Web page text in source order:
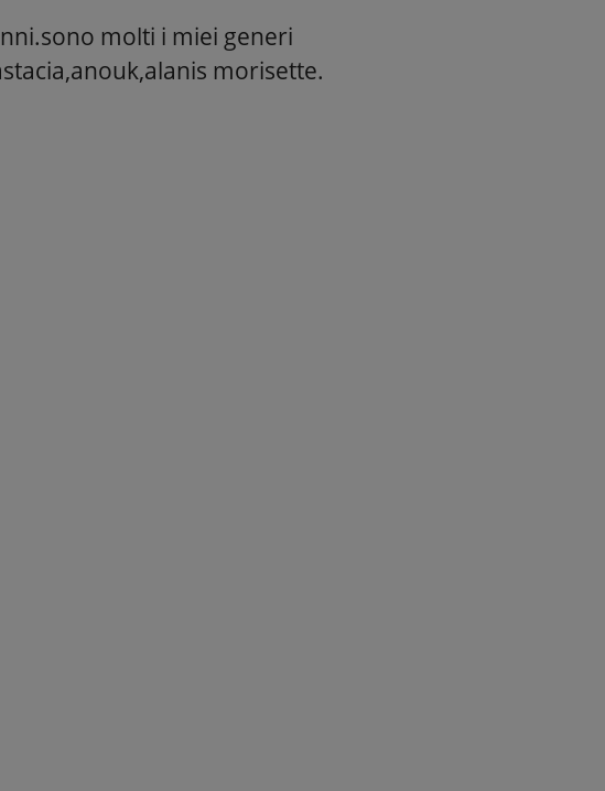
molti i miei generi
morisette.